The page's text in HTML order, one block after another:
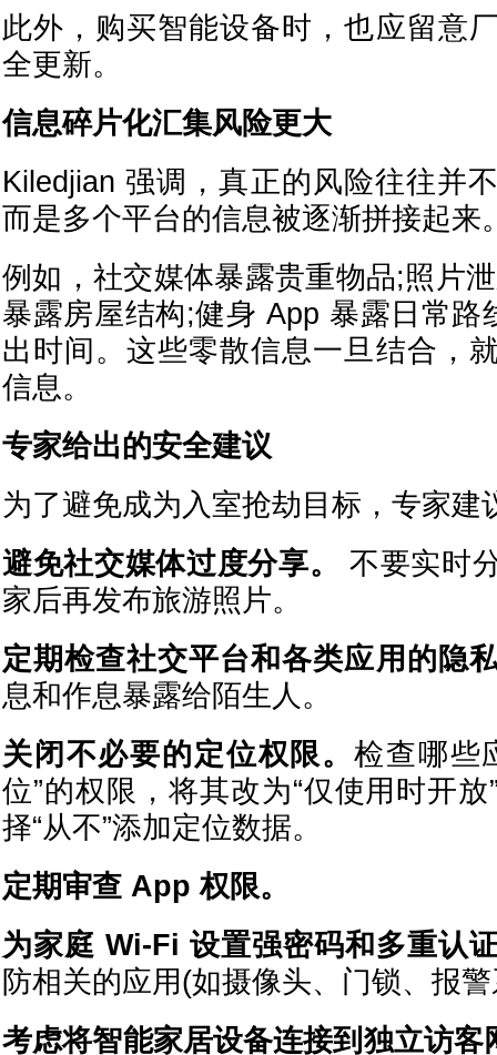
此外，购买智能设备时，也应留意
全更新。
信息碎片化汇集风险更大
Kiledjian 强调，真正的风险往往并
而是多个平台的信息被逐渐拼接起来
例如，社交媒体暴露贵重物品;照片
暴露房屋结构;健身 App 暴露日常路
出时间。这些零散信息一旦结合，
信息。
专家给出的安全建议
为了避免成为入室抢劫目标，专家建
避免社交媒体过度分享。
不要实时
家后再发布旅游照片。
定期检查社交平台和各类应用的隐
息和作息暴露给陌生人。
关闭不必要的定位权限。检查哪些
位”的权限，将其改为“仅使用时开
择“从不”添加定位数据。
定期审查 App 权限。
为家庭 Wi-Fi 设置强密码和多重认
防相关的应用(如摄像头、门锁、报
考虑将智能家居设备连接到独立访客